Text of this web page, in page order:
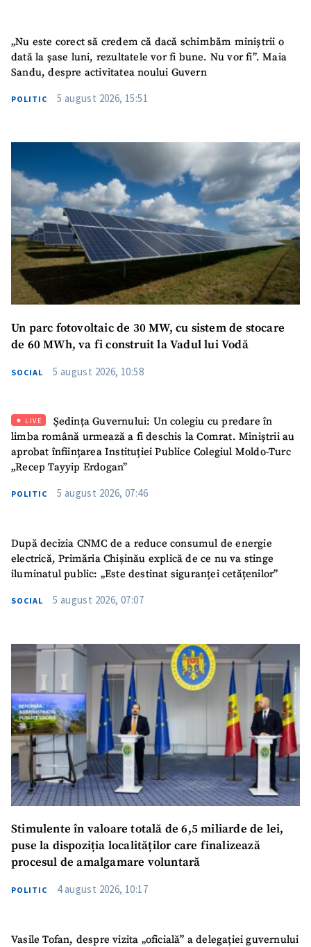
„Nu este corect să credem că dacă schimbăm miniștrii o
dată la șase luni, rezultatele vor fi bune. Nu vor fi”. Maia
Sandu, despre activitatea noului Guvern
POLITIC 5 august 2026, 15:51
Un parc fotovoltaic de 30 MW, cu sistem de stocare
de 60 MWh, va fi construit la Vadul lui Vodă
SOCIAL 5 august 2026, 10:58
LIVE
Ședința Guvernului: Un colegiu cu predare în
limba română urmează a fi deschis la Comrat. Miniștrii au
aprobat înființarea Instituției Publice Colegiul Moldo-Turc
„Recep Tayyip Erdogan”
POLITIC 5 august 2026, 07:46
După decizia CNMC de a reduce consumul de energie
electrică, Primăria Chișinău explică de ce nu va stinge
iluminatul public: „Este destinat siguranței cetățenilor”
SOCIAL 5 august 2026, 07:07
Stimulente în valoare totală de 6,5 miliarde de lei,
puse la dispoziția localităților care finalizează
procesul de amalgamare voluntară
POLITIC 4 august 2026, 10:17
Vasile Tofan, despre vizita „oficială” a delegației guvernului
CONTACT SURSĂ
Sursă anonimă
Email+ Emailul meu
Telefon
+ Telefon personal
Am citit și sunt de
acord cupolitica de
confidențialitate .